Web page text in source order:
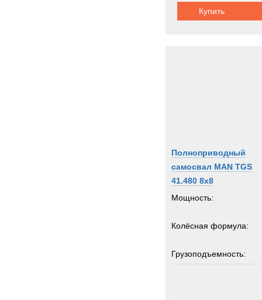
Купить
Полноприводный
самосвал MAN TGS
41.480 8x8
Мощность:
Колёсная формула:
Грузоподъемность: